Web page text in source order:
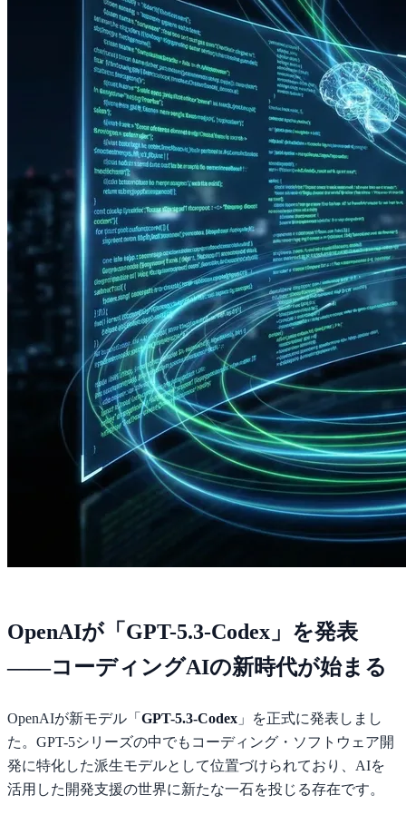
OpenAIが「GPT-5.3-Codex」を発表
——コーディングAIの新時代が始まる
OpenAIが新モデル「 GPT-5.3-Codex 」を正式に発表しまし
た。GPT-5シリーズの中でもコーディング・ソフトウェア開
発に特化した派生モデルとして位置づけられており、AIを
活用した開発支援の世界に新たな一石を投じる存在です。